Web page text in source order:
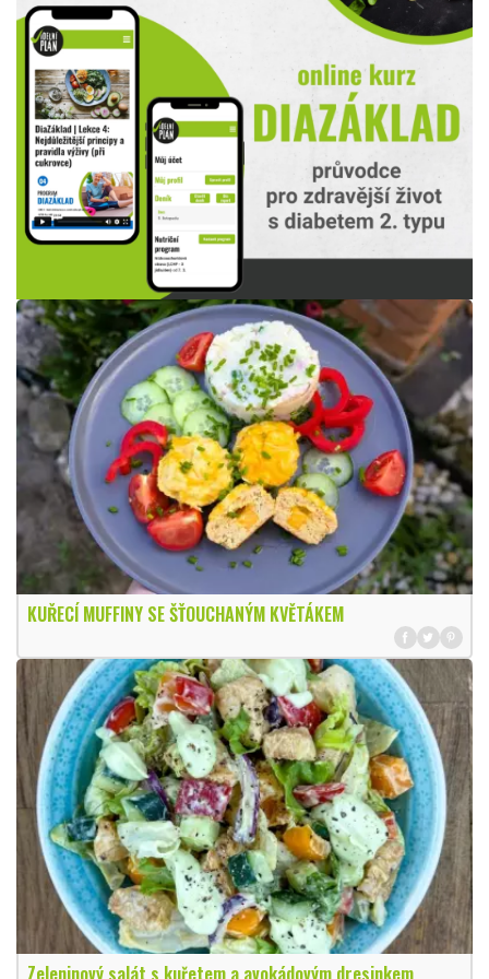
KUŘECÍ MUFFINY SE ŠŤOUCHANÝM KVĚTÁKEM
Zeleninový salát s kuřetem a avokádovým dresinkem